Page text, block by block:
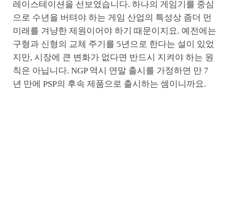
레이스테이션을 선보였습니다. 하나의 게임기를 중심
으로 수년을 버텨야 하는 게임 산업의 특성상 좀더 먼
미래를 겨냥한 제원이어야 하기 때문이지요. 예전에는
구형과 신형의 교체 주기를 5년으로 한다는 설이 있었
지만, 시장에 큰 변화가 없다면 반드시 지켜야 하는 원
칙은 아닙니다. NGP 역시 연말 출시를 가정하면 만 7
년 만에 PSP의 후속 제품으로 출시하는 셈이니까요.